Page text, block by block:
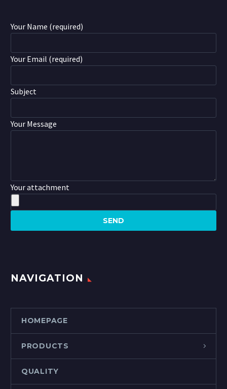
Your Name (required)
Your Email (required)
Subject
Your Message
Your attachment
NAVIGATION
HOMEPAGE
PRODUCTS
QUALITY